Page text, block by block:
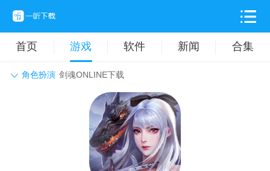
首页 游戏 软件 新闻 合集
角色扮演 剑魂ONLINE下载
动作格斗 休闲益智
卡牌对战 音乐舞蹈
挂机养成